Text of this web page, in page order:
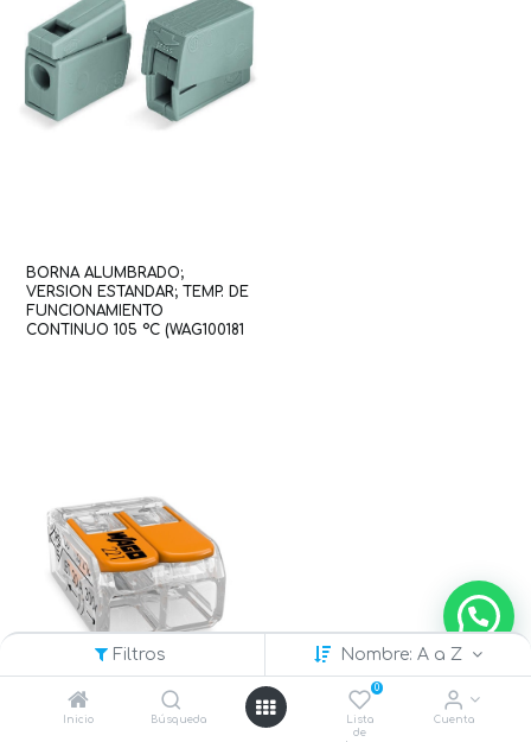
Filtros Nombre: A a Z
Inicio Búsqueda
0
Lista
de
Cuenta
BORNA ALUMBRADO;
VERSION ESTANDAR; TEMP. DE
FUNCIONAMIENTO
CONTINUO 105 °C (WAG100181